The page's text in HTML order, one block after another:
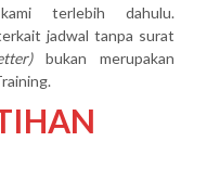
terlebih dahulu.
jadwal tanpa surat
bukan merupakan